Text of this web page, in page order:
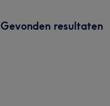
Gevonden resultaten